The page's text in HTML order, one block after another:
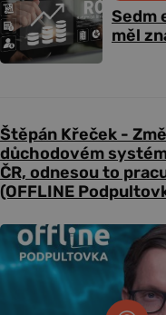
Sedm
měl
Štěpán Křeček -
důchodovém
ČR, odnesou to
(OFFLINE